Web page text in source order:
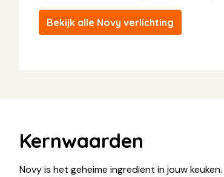
Bekijk alle Novy verlichting
Kernwaarden
Novy is het geheime ingrediënt in jouw